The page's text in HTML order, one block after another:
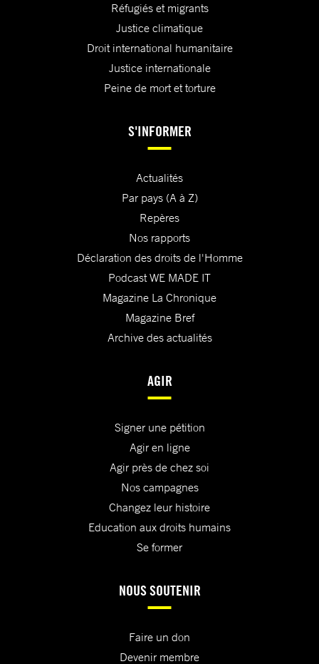
Réfugiés et migrants
Justice climatique
Droit international humanitaire
Justice internationale
Peine de mort et torture
S'INFORMER
Actualités
Par pays (A à Z)
Repères
Nos rapports
Déclaration des droits de l'Homme
Podcast WE MADE IT
Magazine La Chronique
Magazine Bref
Archive des actualités
AGIR
Signer une pétition
Agir en ligne
Agir près de chez soi
Nos campagnes
Changez leur histoire
Education aux droits humains
Se former
NOUS SOUTENIR
Faire un don
Devenir membre